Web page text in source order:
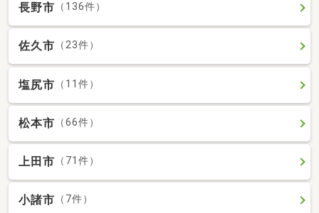
長野市 （136件）
佐久市 （23件）
塩尻市 （11件）
松本市 （66件）
上田市 （71件）
小諸市 （7件）